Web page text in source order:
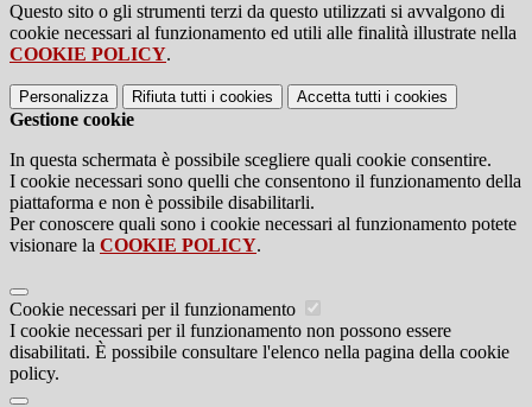
Questo sito o gli strumenti terzi da questo utilizzati si avvalgono di
cookie necessari al funzionamento ed utili alle finalità illustrate nella
COOKIE POLICY.
Personalizza Rifiuta tutti i cookies Accetta tutti i cookies
Gestione cookie
In questa schermata è possibile scegliere quali cookie consentire.
I cookie necessari sono quelli che consentono il funzionamento della
piattaforma e non è possibile disabilitarli.
Per conoscere quali sono i cookie necessari al funzionamento potete
visionare la COOKIE POLICY.
Cookie necessari per il funzionamento
I cookie necessari per il funzionamento non possono essere
disabilitati. È possibile consultare l'elenco nella pagina della cookie
policy.